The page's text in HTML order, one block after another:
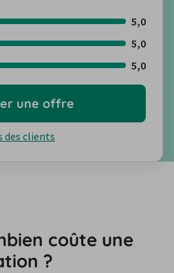
5,0
5,0
5,0
des clients
une offre
coûte une
?